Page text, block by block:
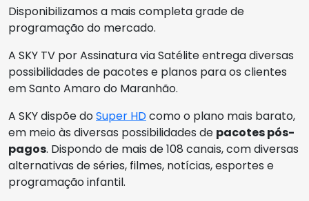
Disponibilizamos a mais completa grade de
programação do mercado.
A SKY TV por Assinatura via Satélite entrega diversas
possibilidades de pacotes e planos para os clientes
em Santo Amaro do Maranhão.
A SKY dispõe doSuper HDcomo o plano mais barato,
em meio às diversas possibilidades de pacotes pós-
pagos. Dispondo de mais de 108 canais, com diversas
alternativas de séries, filmes, notícias, esportes e
programação infantil.